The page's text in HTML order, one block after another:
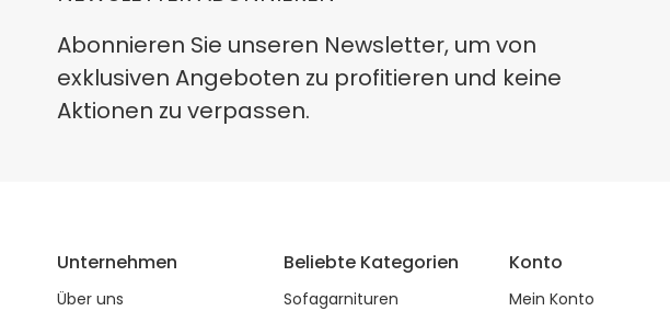
Abonnieren Sie unseren Newsletter, um von
exklusiven Angeboten zu profitieren und keine
Aktionen zu verpassen.
Unternehmen
Über uns
Beliebte Kategorien
Sofagarnituren
Konto
Mein Konto